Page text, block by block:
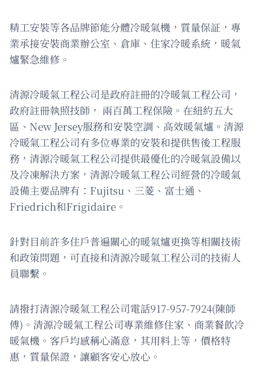
精工安裝等各品牌節能分體冷暖氣機，質量保証，專
業承接安裝商業辦公室、倉庫、住家冷暖系統，暖氣
爐緊急維修。
清源冷暖氣工程公司是政府註冊的冷暖氣工程公司，
政府註冊執照技師， 兩百萬工程保險。在紐約五大
區、New Jersey服務和安裝空調、高效暖氣爐。清源
冷暖氣工程公司有多位專業的安裝和提供售後工程服
務，清源冷暖氣工程公司提供最優化的冷暖氣設備以
及冷凍解決方案，清源冷暖氣工程公司經營的冷暖氣
設備主要品牌有：Fujitsu、三菱、富士通、
Friedrich和Frigidaire。
針對目前許多住戶普遍關心的暖氣爐更換等相關技術
和政策問題，可直接和清源冷暖氣工程公司的技術人
員聯繫。
請撥打清源冷暖氣工程公司電話917-957-7924(陳師
傅)。清源冷暖氣工程公司專業維修住家、商業餐飲冷
暖氣機。客戶均感稱心滿意，其用料上等，價格特
惠，質量保證，讓顧客安心放心。